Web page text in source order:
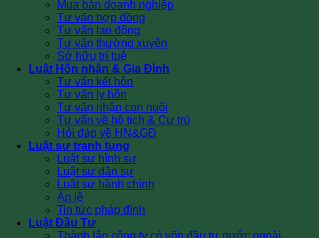
Mua bán doanh nghiệp
Tư vấn hợp đồng
Tư vấn lao động
Tư vấn thường xuyên
Sở hữu trí tuệ
Luật Hôn nhân & Gia Đình
Tư vấn kết hôn
Tư vấn ly hôn
Tư vấn nhận con nuôi
Tư vấn về hộ tịch & Cư trú
Hỏi đáp về HN&GĐ
Luật sư tranh tụng
Luật sư hình sự
Luật sư dân sự
Luật sư hành chính
Án lệ
Tin tức pháp đình
Luật Đầu Tư